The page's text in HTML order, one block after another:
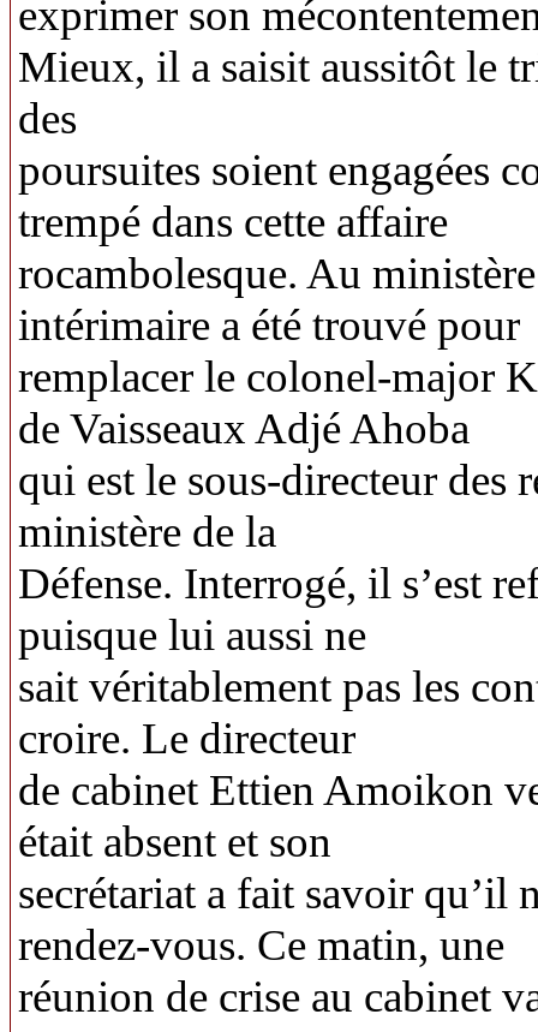
exprimer son
Mieux, il a saisit aussitôt le
des
poursuites soient engagées
trempé dans cette affaire
rocambolesque. Au
intérimaire a été trouvé pour
remplacer le colonel-major
de Vaisseaux Adjé Ahoba
qui est le sous-directeur des
ministère de la
Défense. Interrogé, il s’est
puisque lui aussi ne
sait véritablement pas les
croire. Le directeur
de cabinet Ettien Amoikon
était absent et son
secrétariat a fait savoir qu’il
rendez-vous. Ce matin, une
réunion de crise au cabinet